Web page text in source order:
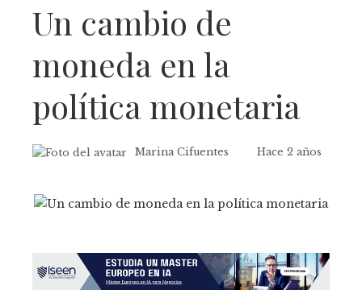
Un cambio de
moneda en la
política monetaria
Marina Cifuentes Hace 2 años